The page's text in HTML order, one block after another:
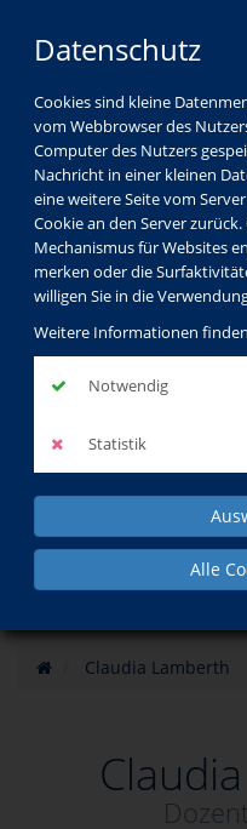
Datenschutz
Cookies sind kleine
vom Webbrowser des
Computer des Nutzers
Nachricht in einer kleinen
eine weitere Seite vom
Cookie an den Server
Mechanismus für Websites
merken oder die
willigen Sie in die
Weitere Informationen
Notwendig
Statistik
Alle
Programm
Claudia Lamberth